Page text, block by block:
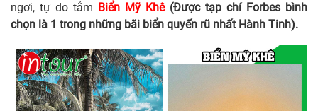
ngơi, tự do tắm Biển Mỹ Khê (Được tạp chí Forbes bình
chọn là 1 trong những bãi biển quyến rũ nhất Hành Tinh).